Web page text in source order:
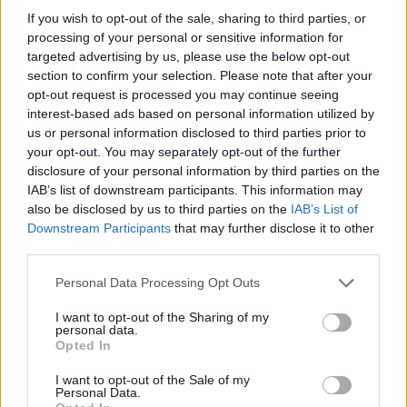
If you wish to opt-out of the sale, sharing to third parties, or
processing of your personal or sensitive information for
targeted advertising by us, please use the below opt-out
section to confirm your selection. Please note that after your
opt-out request is processed you may continue seeing
interest-based ads based on personal information utilized by
us or personal information disclosed to third parties prior to
your opt-out. You may separately opt-out of the further
disclosure of your personal information by third parties on the
IAB’s list of downstream participants. This information may
also be disclosed by us to third parties on the IAB’s List of
Downstream Participants that may further disclose it to other
Personal Data Processing Opt Outs
I want to opt-out of the Sharing of my
personal data.
Opted In
I want to opt-out of the Sale of my
Personal Data.
θέμα και να αναλάβει πρωτοβουλίες ώστε να
επιταχυνθούν οι διαδικασίες των έργων
αποκατάστασης και ασφάλειας στους οδικούς
άξονες.